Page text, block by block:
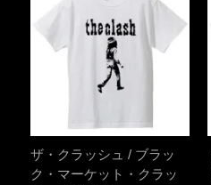
ザ・クラッシュ / ブラッ
ク・マーケット・クラッ